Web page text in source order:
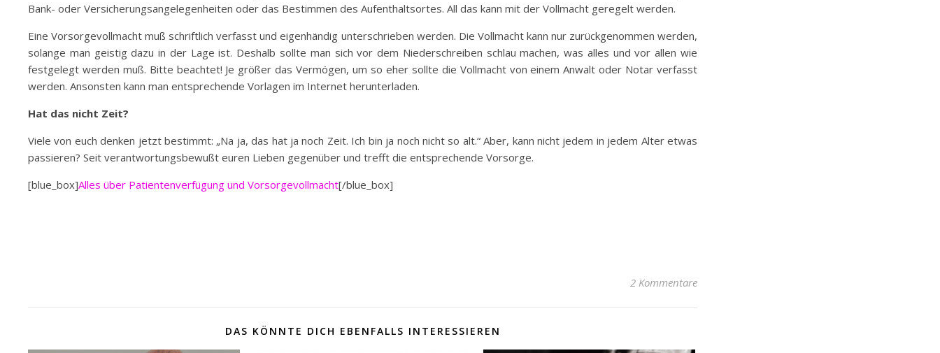
Bank- oder Versicherungsangelegenheiten oder das Bestimmen des Aufenthaltsortes. All das kann mit der Vollmacht geregelt werden.
Eine Vorsorgevollmacht muß schriftlich verfasst und eigenhändig unterschrieben werden. Die Vollmacht kann nur zurückgenommen werden,
solange man geistig dazu in der Lage ist. Deshalb sollte man sich vor dem Niederschreiben schlau machen, was alles und vor allen wie
festgelegt werden muß. Bitte beachtet! Je größer das Vermögen, um so eher sollte die Vollmacht von einem Anwalt oder Notar verfasst
werden. Ansonsten kann man entsprechende Vorlagen im Internet herunterladen.
Hat das nicht Zeit?
Viele von euch denken jetzt bestimmt: „Na ja, das hat ja noch Zeit. Ich bin ja noch nicht so alt.“ Aber, kann nicht jedem in jedem Alter etwas
passieren? Seit verantwortungsbewußt euren Lieben gegenüber und trefft die entsprechende Vorsorge.
[blue_box]Alles über Patientenverfügung und Vorsorgevollmacht[/blue_box]
2 Kommentare
DAS KÖNNTE DICH EBENFALLS INTERESSIEREN